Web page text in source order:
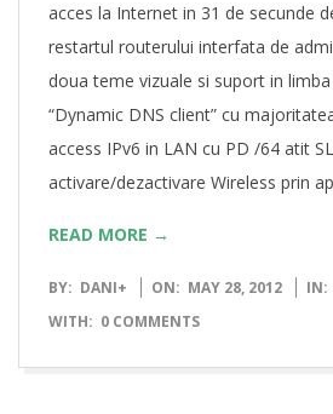
acces la Internet in 31 de secunde
restartul routerului interfata de
doua teme vizuale si suport in
“Dynamic DNS client” cu
access IPv6 in LAN cu PD /64 atit
activare/dezactivare Wireless prin
READ MORE →
2012-
05-
BY: DANI+ ON: MAY 28, 2012 IN:
WITH: 0 COMMENTS